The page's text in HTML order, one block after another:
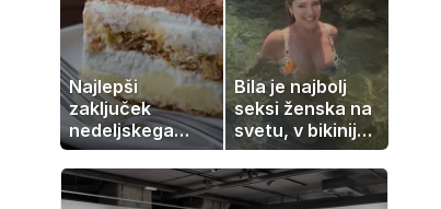
Najlepši
zaključek
nedeljskega
kosila: 8 sladic
brez peke, ki se
jih vsi veselijo
Bila je najbolj
seksi ženska na
svetu, v bikiniju
znova navdušila